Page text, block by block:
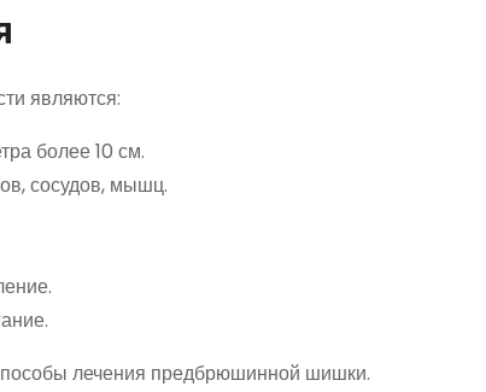
являются:
более 10 см.
сосудов, мышц.
лечения предбрюшинной шишки.